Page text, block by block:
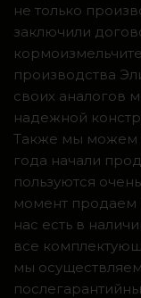
не только
заключили
производства
своих аналогов
надежной
Также мы можем
года начали
пользуются
момент продаем
нас есть в
все
мы